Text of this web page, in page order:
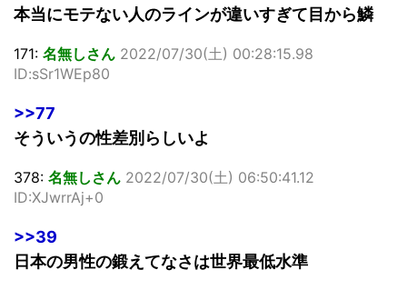
本当にモテない人のラインが違いすぎて目から鱗
171: 名無しさん 2022/07/30(土) 00:28:15.98
ID:sSr1WEp80
>>77
そういうの性差別らしいよ
378: 名無しさん 2022/07/30(土) 06:50:41.12
ID:XJwrrAj+0
>>39
日本の男性の鍛えてなさは世界最低水準